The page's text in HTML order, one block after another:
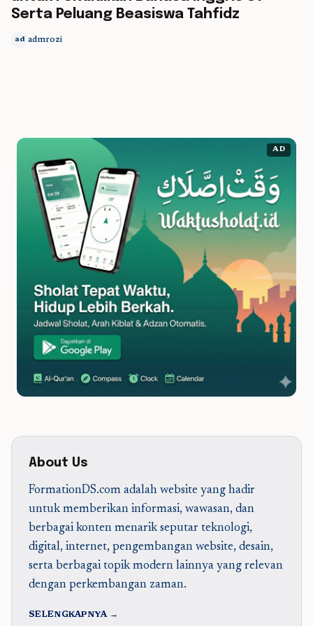
Serta Peluang Beasiswa Tahfidz
ad admrozi
AD
About Us
FormationDS.com adalah website yang hadir
untuk memberikan informasi, wawasan, dan
berbagai konten menarik seputar teknologi,
digital, internet, pengembangan website, desain,
serta berbagai topik modern lainnya yang relevan
dengan perkembangan zaman.
SELENGKAPNYA →